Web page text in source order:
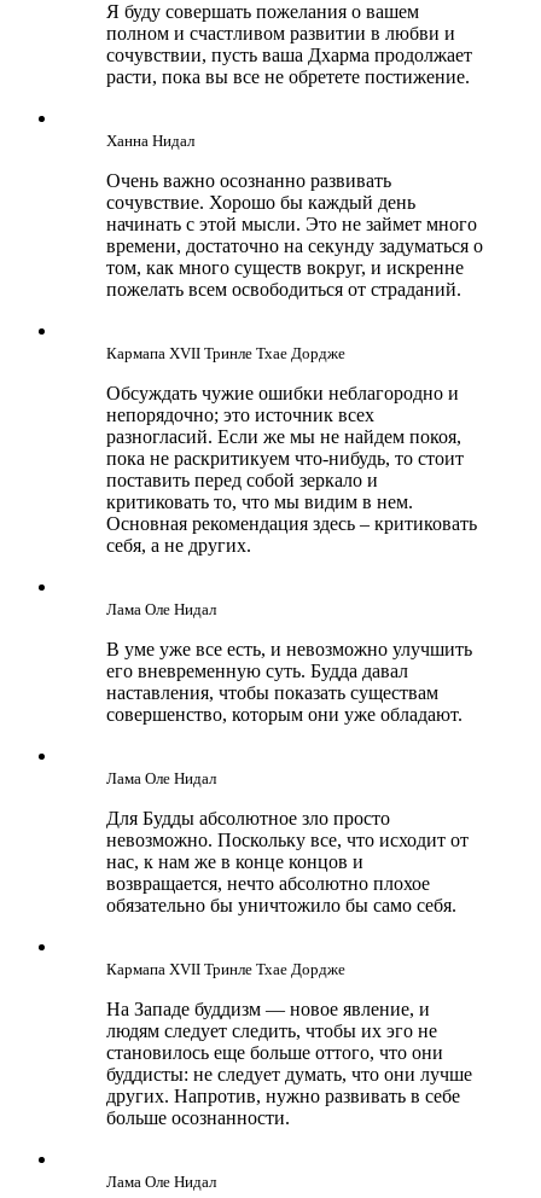
Я буду совершать пожелания о вашем
полном и счастливом развитии в любви и
сочувствии, пусть ваша Дхарма продолжает
расти, пока вы все не обретете постижение.
Ханна Нидал
Очень важно осознанно развивать
сочувствие. Хорошо бы каждый день
начинать с этой мысли. Это не займет много
времени, достаточно на секунду задуматься о
том, как много существ вокруг, и искренне
пожелать всем освободиться от страданий.
Кармапа ХVII Тринле Тхае Дордже
Обсуждать чужие ошибки неблагородно и
непорядочно; это источник всех
разногласий. Если же мы не найдем покоя,
пока не раскритикуем что-нибудь, то стоит
поставить перед собой зеркало и
критиковать то, что мы видим в нем.
Основная рекомендация здесь – критиковать
себя, а не других.
Лама Оле Нидал
В уме уже все есть, и невозможно улучшить
его вневременную суть. Будда давал
наставления, чтобы показать существам
совершенство, которым они уже обладают.
Лама Оле Нидал
Для Будды абсолютное зло просто
невозможно. Поскольку все, что исходит от
нас, к нам же в конце концов и
возвращается, нечто абсолютно плохое
обязательно бы уничтожило бы само себя.
Кармапа ХVII Тринле Тхае Дордже
На Западе буддизм — новое явление, и
людям следует следить, чтобы их эго не
становилось еще больше оттого, что они
буддисты: не следует думать, что они лучше
других. Напротив, нужно развивать в себе
больше осознанности.
Лама Оле Нидал